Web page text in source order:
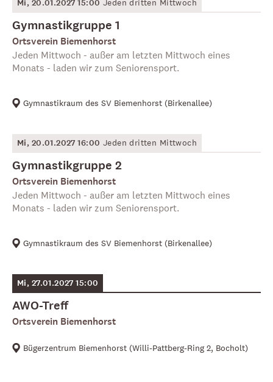
Mi, 20.01.2027 15:00 Jeden dritten Mittwoch
Gymnastikgruppe 1
Ortsverein Biemenhorst
Jeden Mittwoch - außer am letzten Mittwoch eines
Monats - laden wir zum Seniorensport.
Gymnastikraum des SV Biemenhorst (Birkenallee)
Mi, 20.01.2027 16:00 Jeden dritten Mittwoch
Gymnastikgruppe 2
Ortsverein Biemenhorst
Jeden Mittwoch - außer am letzten Mittwoch eines
Monats - laden wir zum Seniorensport.
Gymnastikraum des SV Biemenhorst (Birkenallee)
Mi, 27.01.2027 15:00
AWO-Treff
Ortsverein Biemenhorst
Bügerzentrum Biemenhorst (Willi-Pattberg-Ring 2, Bocholt)